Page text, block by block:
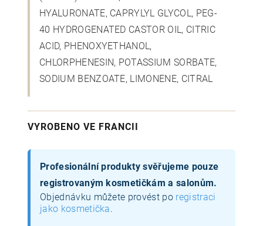
HYALURONATE, CAPRYLYL GLYCOL, PEG-
40 HYDROGENATED CASTOR OIL, CITRIC
ACID, PHENOXYETHANOL,
CHLORPHENESIN, POTASSIUM SORBATE,
SODIUM BENZOATE, LIMONENE, CITRAL
VYROBENO VE FRANCII
Profesionální produkty svěřujeme pouze
registrovaným kosmetičkám a salonům.
Objednávku můžete provést po registraci
jako kosmetička.